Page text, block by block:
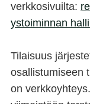
verkkosivuilta:
ystoiminnan
Tilaisuus
osallistumiseen
on